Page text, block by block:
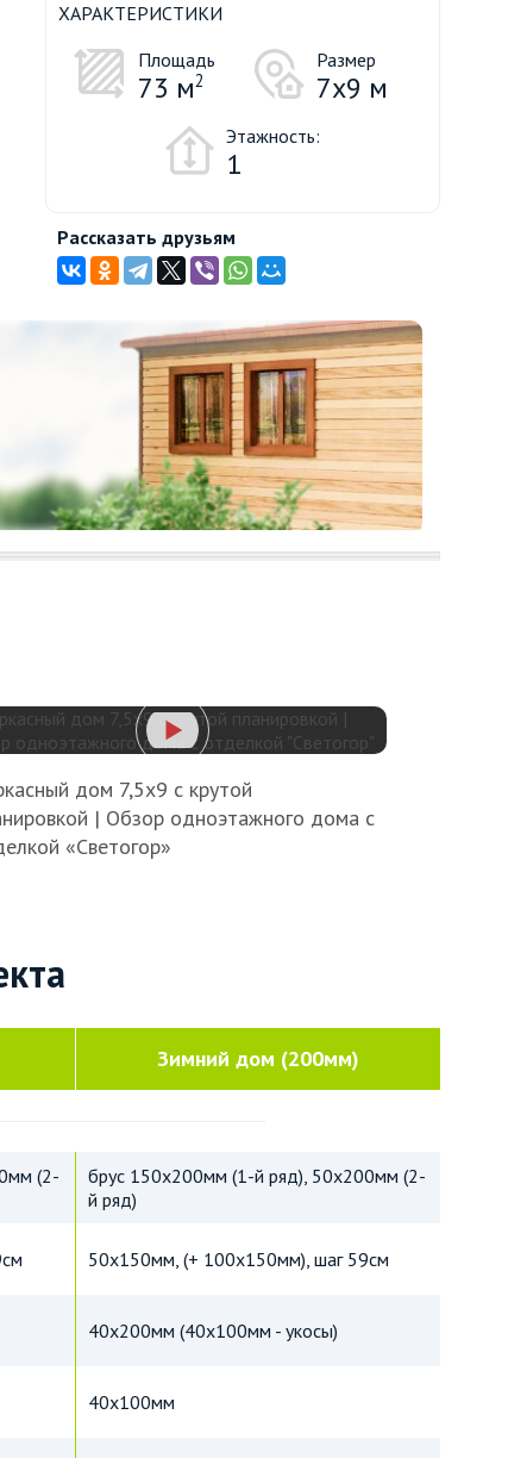
ХАРАКТЕРИСТИКИ
Площадь
73 м2
Размер
7х9 м
Этажность:
1
Рассказать друзьям
дом 7,5х9 с крутой
| Обзор одноэтажного дома с
«Светогор»
(2-
Зимний дом (200мм)
брус 150х200мм (1-й ряд), 50х200мм (2-
й ряд)
50х150мм, (+ 100х150мм), шаг 59см
40х200мм (40х100мм - укосы)
40х100мм